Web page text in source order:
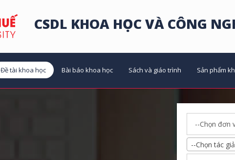
CSDL KHOA HỌC VÀ CÔNG
Đề tài khoa học Bài báo khoa học Sách và giáo trình Sản phẩm
--Chọn tác